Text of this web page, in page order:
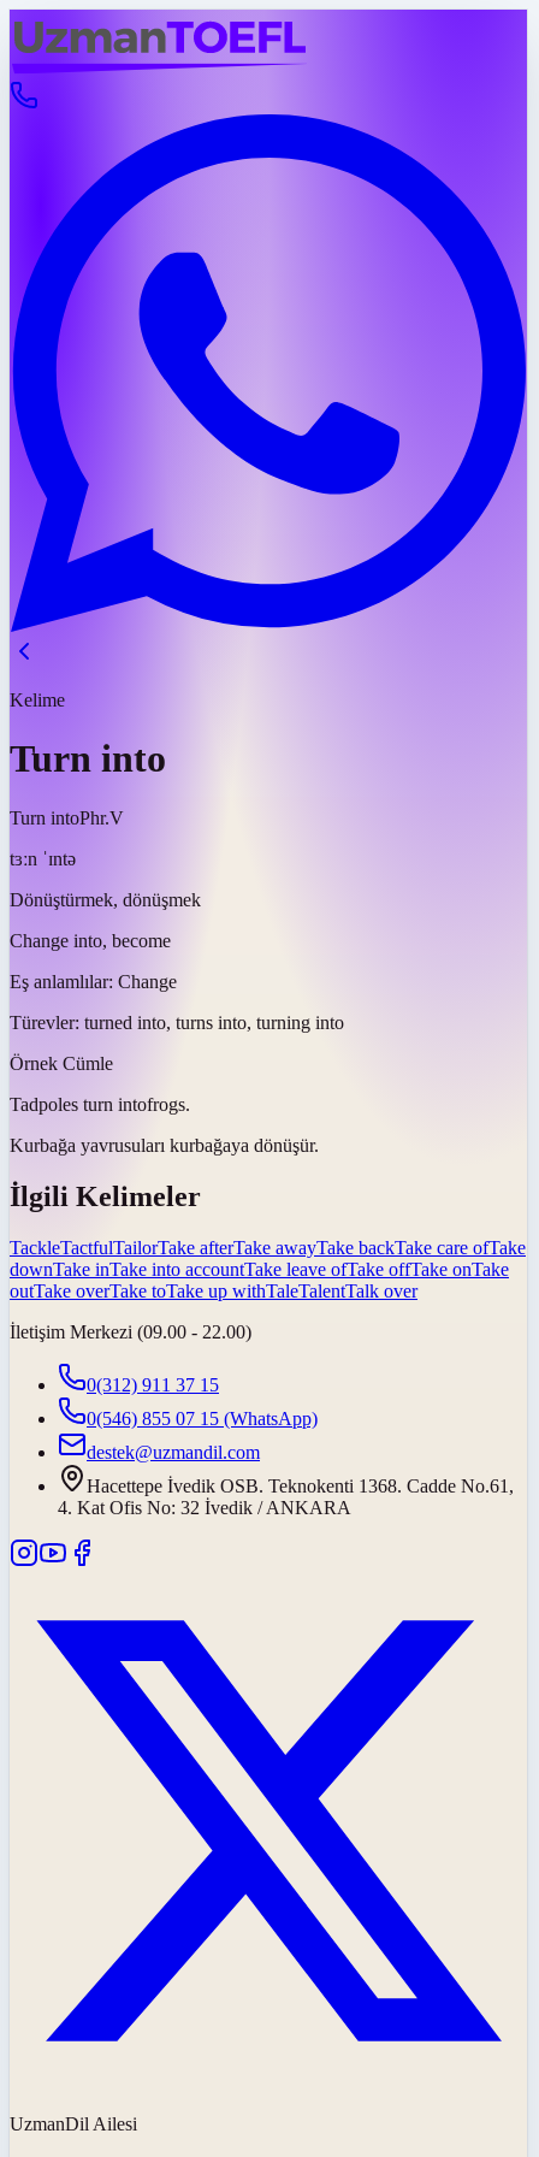
Kelime
Turn into
Turn intoPhr.V
tɜːn ˈɪntə
Dönüştürmek, dönüşmek
Change into, become
Eş anlamlılar: Change
Türevler: turned into, turns into, turning into
Örnek Cümle
Tadpoles turn intofrogs.
Kurbağa yavrusuları kurbağaya dönüşür.
İlgili Kelimeler
TackleTactfulTailorTake afterTake awayTake backTake care ofTake
downTake inTake into accountTake leave ofTake offTake onTake
outTake overTake toTake up withTaleTalentTalk over
İletişim Merkezi (09.00 - 22.00)
0(312) 911 37 15
0(546) 855 07 15 (WhatsApp)
destek@uzmandil.com
Hacettepe İvedik OSB. Teknokenti 1368. Cadde No.61,
4. Kat Ofis No: 32 İvedik / ANKARA
UzmanDil Ailesi